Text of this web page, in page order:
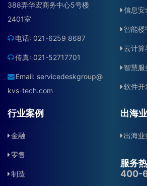
388弄华宏商务中心5号楼
2401室
电话: 021-6259 8687
传真: 021-52717701
Email: servicedeskgroup@
kvs-tech.com
信息安
智能楼
云计算
智慧服
软件开
行业案例
金融
零售
制造
出海
出海业
服务
400-